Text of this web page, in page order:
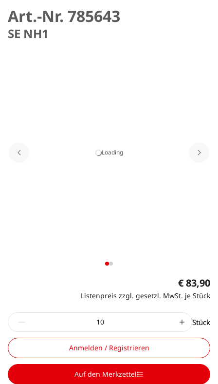
Art.-Nr. 785643
SE NH1
Loading
€ 83,90
Listenpreis zzgl. gesetzl. MwSt. je Stück
Stück
Anmelden / Registrieren
Auf den Merkzettel